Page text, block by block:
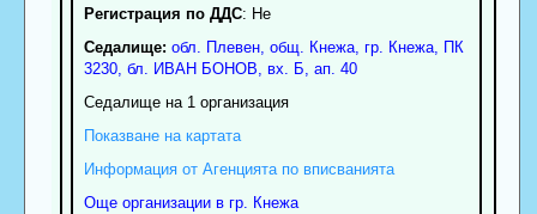
Регистрация по ДДС: Нe
Седалище: обл. Плевен, общ. Кнежа, гр. Кнежа, ПК
3230, бл. ИВАН БОНОВ, вх. Б, ап. 40
Седалище на 1 организация
Показване на картата
Информация от Агенцията по вписванията
Още организации в гр. Кнежа